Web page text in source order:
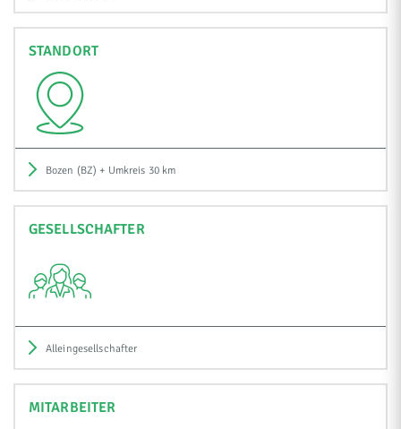
STANDORT
Bozen (BZ) + Umkreis 30 km
GESELLSCHAFTER
Alleingesellschafter
MITARBEITER